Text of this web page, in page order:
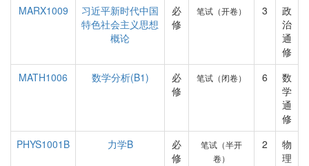
MARX1009
习近平新时代中国
特色社会主义思想
概论
必
修
笔试（开卷） 3
政
治
通
修
MATH1006
数学分析(B1)
必
修
笔试（闭卷） 6
数
学
通
修
PHYS1001B
力学B
必
修
笔试（半开
卷）
2
物
理